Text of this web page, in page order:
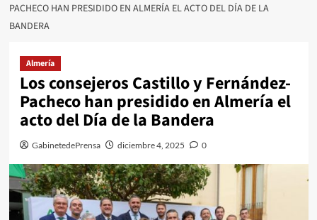
PACHECO HAN PRESIDIDO EN ALMERÍA EL ACTO DEL DÍA DE LA
BANDERA
Almería
Los consejeros Castillo y Fernández-
Pacheco han presidido en Almería el
acto del Día de la Bandera
GabinetedePrensa diciembre 4, 2025 0